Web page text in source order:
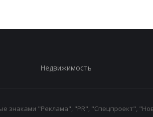
Недвижимость
знаками "Реклама", "PR", "Спецпроект",